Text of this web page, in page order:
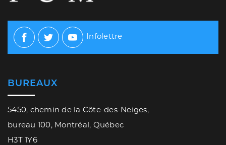
Facebook
TwitterYoutube
Infolettre
BUREAUX
5450, chemin de la Côte-des-Neiges,
bureau 100, Montréal, Québec
H3T 1Y6